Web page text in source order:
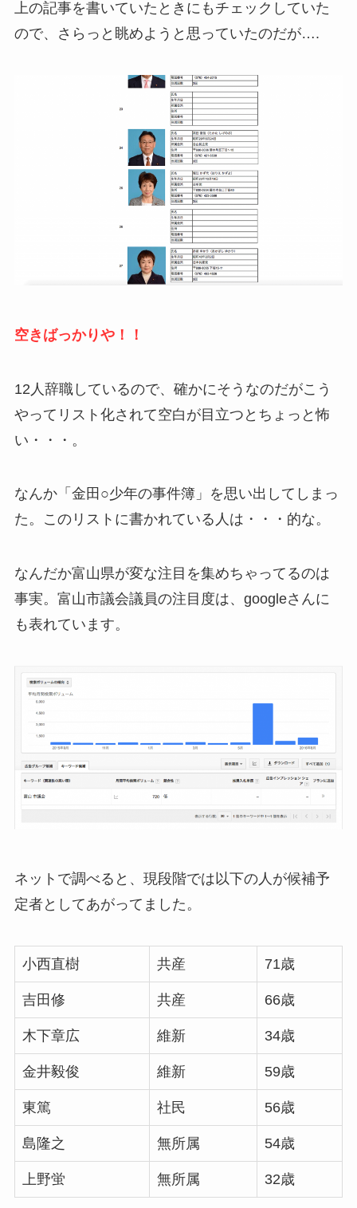
上の記事を書いていたときにもチェックしていた
ので、さらっと眺めようと思っていたのだが….
空きばっかりや！！
12人辞職しているので、確かにそうなのだがこう
やってリスト化されて空白が目立つとちょっと怖
い・・・ 。
なんか「金田○少年の事件簿」を思い出してしまっ
た。このリストに書かれている人は・・・的な。
なんだか富山県が変な注目を集めちゃってるのは
事実。 富山市議会議員の注目度は、googleさんに
も表れています。
ネットで調べると、現段階では以下の人が候補予
定者としてあがってました。
小西直樹 共産 71歳
吉田修 共産 66歳
木下章広 維新 34歳
金井毅俊 維新 59歳
東篤 社民 56歳
島隆之 無所属 54歳
上野蛍 無所属 32歳